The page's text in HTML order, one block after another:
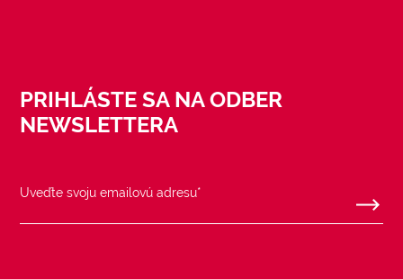
PRIHLÁSTE SA NA ODBER
NEWSLETTERA